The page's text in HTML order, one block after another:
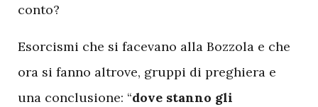
conto?
Esorcismi che si facevano alla Bozzola e che
ora si fanno altrove, gruppi di preghiera e
una conclusione: “dove stanno gli